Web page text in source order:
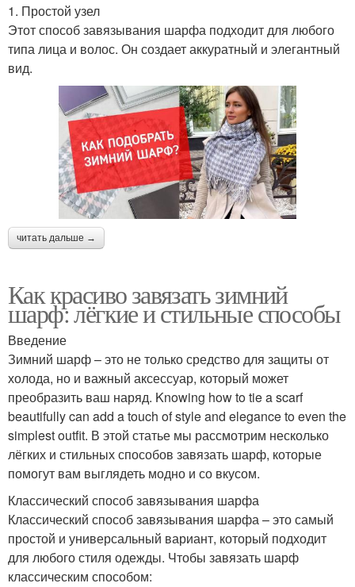
1. Простой узел
Этот способ завязывания шарфа подходит для любого
типа лица и волос. Он создает аккуратный и элегантный
вид.
читать дальше →
Как красиво завязать зимний
шарф: лёгкие и стильные способы
Введение
Зимний шарф – это не только средство для защиты от
холода, но и важный аксессуар, который может
преобразить ваш наряд. Knowing how to tie a scarf
beautifully can add a touch of style and elegance to even the
simplest outfit. В этой статье мы рассмотрим несколько
лёгких и стильных способов завязать шарф, которые
помогут вам выглядеть модно и со вкусом.
Классический способ завязывания шарфа
Классический способ завязывания шарфа – это самый
простой и универсальный вариант, который подходит
для любого стиля одежды. Чтобы завязать шарф
классическим способом: